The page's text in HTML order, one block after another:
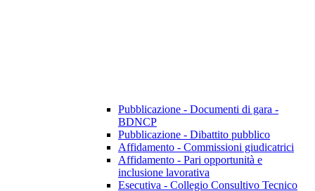
Pubblicazione - Documenti di gara -
BDNCP
Pubblicazione - Dibattito pubblico
Affidamento - Commissioni giudicatrici
Affidamento - Pari opportunità e
inclusione lavorativa
Esecutiva - Collegio Consultivo Tecnico